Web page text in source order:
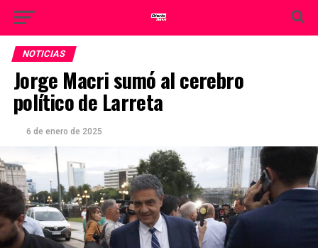
NOTICIAS
Jorge Macri sumó al cerebro
político de Larreta
6 de enero de 2025